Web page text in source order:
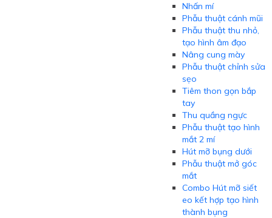
Nhấn mí
Phẫu thuật cánh mũi
Phẫu thuật thu nhỏ,
tạo hình âm đạo
Nâng cung mày
Phẫu thuật chỉnh sửa
sẹo
Tiêm thon gọn bắp
tay
Thu quầng ngực
Phẫu thuật tạo hình
mắt 2 mí
Hút mỡ bụng dưới
Phẫu thuật mở góc
mắt
Combo Hút mỡ siết
eo kết hợp tạo hình
thành bụng